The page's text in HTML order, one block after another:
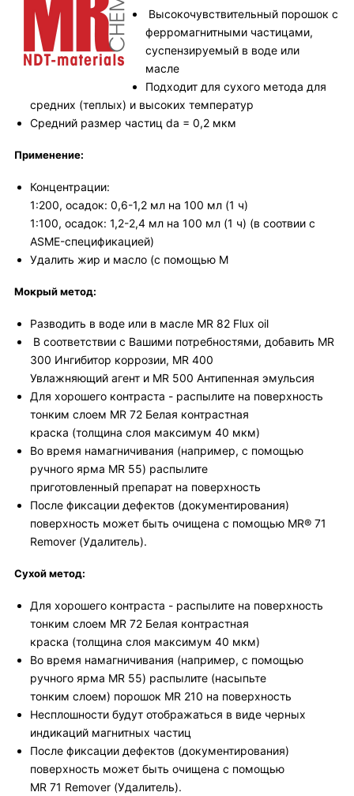
Высокочувствительный порошок с
ферромагнитными частицами,
суспензируемый в воде или
масле
Подходит для сухого метода для
средних (теплых) и высоких температур
Средний размер частиц da = 0,2 мкм
Применение:
Концентрации:
1:200, осадок: 0,6-1,2 мл на 100 мл (1 ч)
1:100, осадок: 1,2-2,4 мл на 100 мл (1 ч) (в соотвии с
ASME-спецификацией)
Удалить жир и масло (с помощью M
Мокрый метод:
Разводить в воде или в масле MR 82 Flux oil
В соответствии с Вашими потребностями, добавить MR
300 Ингибитор коррозии, MR 400
Увлажняющий агент и MR 500 Антипенная эмульсия
Для хорошего контраста - распылите на поверхность
тонким слоем MR 72 Белая контрастная
краска (толщина слоя максимум 40 мкм)
Во время намагничивания (например, с помощью
ручного ярма MR 55) распылите
приготовленный препарат на поверхность
После фиксации дефектов (документирования)
поверхность может быть очищена с помощью MR® 71
Remover (Удалитель).
Сухой метод:
Для хорошего контраста - распылите на поверхность
тонким слоем MR 72 Белая контрастная
краска (толщина слоя максимум 40 мкм)
Во время намагничивания (например, с помощью
ручного ярма MR 55) распылите (насыпьте
тонким слоем) порошок MR 210 на поверхность
Несплошности будут отображаться в виде черных
индикаций магнитных частиц
После фиксации дефектов (документирования)
поверхность может быть очищена с помощью
MR 71 Remover (Удалитель).